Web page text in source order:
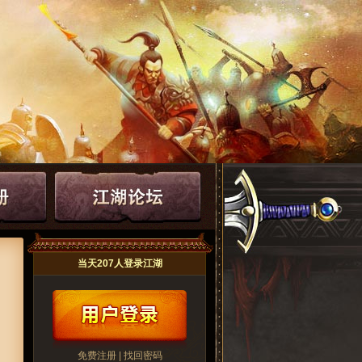
当天207人登录江湖
免费注册| 找回密码